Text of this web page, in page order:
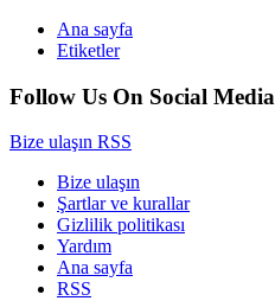
Ana sayfa
Etiketler
Follow Us On Social Media
Bize ulaşın RSS
Bize ulaşın
Şartlar ve kurallar
Gizlilik politikası
Yardım
Ana sayfa
RSS